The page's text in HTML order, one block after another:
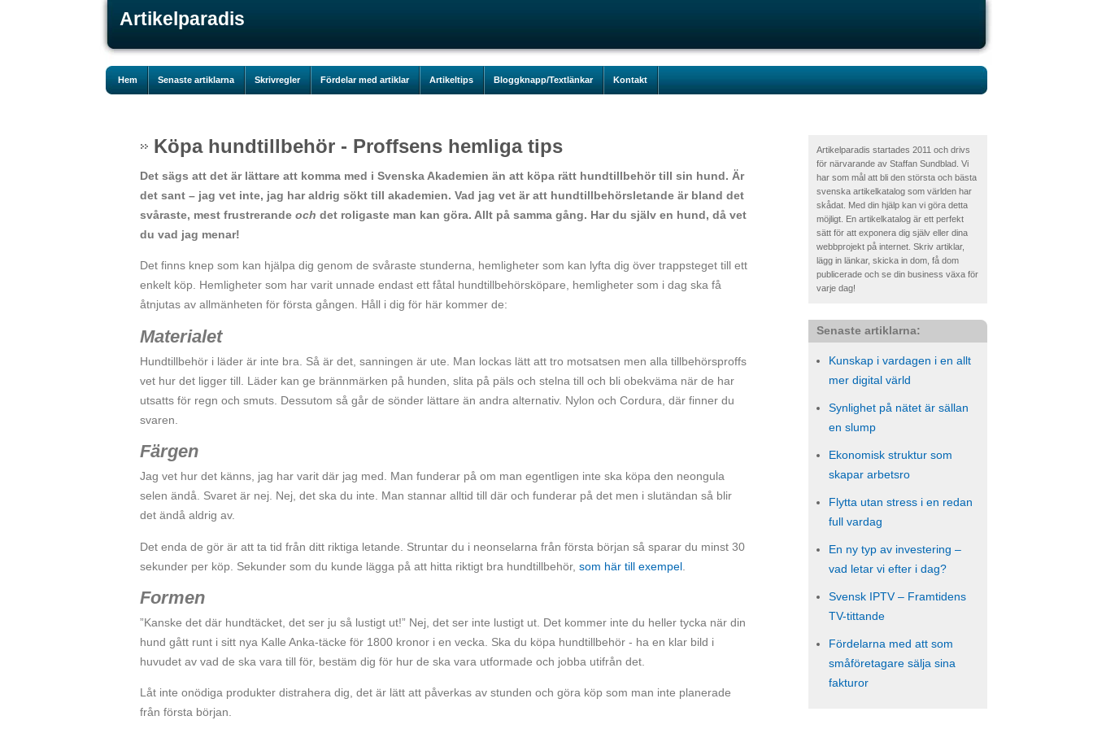
Artikelparadis
Hem Senaste artiklarna Skrivregler Fördelar med artiklar Artikeltips Bloggknapp/Textlänkar Kontakt
Artikelparadis startades 2011 och drivs
för närvarande av Staffan Sundblad. Vi
har som mål att bli den största och bästa
svenska artikelkatalog som världen har
skådat. Med din hjälp kan vi göra detta
möjligt. En artikelkatalog är ett perfekt
sätt för att exponera dig själv eller dina
webbprojekt på internet. Skriv artiklar,
lägg in länkar, skicka in dom, få dom
publicerade och se din business växa för
varje dag!
Senaste artiklarna:
Kunskap i vardagen i en allt
mer digital värld
Synlighet på nätet är sällan
en slump
Ekonomisk struktur som
skapar arbetsro
Flytta utan stress i en redan
full vardag
En ny typ av investering –
vad letar vi efter i dag?
Svensk IPTV – Framtidens
TV-tittande
Fördelarna med att som
småföretagare sälja sina
fakturor
Köpa hundtillbehör - Proffsens hemliga tips
Det sägs att det är lättare att komma med i Svenska Akademien än att köpa rätt hundtillbehör till sin hund. Är
det sant – jag vet inte, jag har aldrig sökt till akademien. Vad jag vet är att hundtillbehörsletande är bland det
svåraste, mest frustrerande och det roligaste man kan göra. Allt på samma gång. Har du själv en hund, då vet
du vad jag menar!
Det finns knep som kan hjälpa dig genom de svåraste stunderna, hemligheter som kan lyfta dig över trappsteget till ett
enkelt köp. Hemligheter som har varit unnade endast ett fåtal hundtillbehörsköpare, hemligheter som i dag ska få
åtnjutas av allmänheten för första gången. Håll i dig för här kommer de:
Materialet
Hundtillbehör i läder är inte bra. Så är det, sanningen är ute. Man lockas lätt att tro motsatsen men alla tillbehörsproffs
vet hur det ligger till. Läder kan ge brännmärken på hunden, slita på päls och stelna till och bli obekväma när de har
utsatts för regn och smuts. Dessutom så går de sönder lättare än andra alternativ. Nylon och Cordura, där finner du
svaren.
Färgen
Jag vet hur det känns, jag har varit där jag med. Man funderar på om man egentligen inte ska köpa den neongula
selen ändå. Svaret är nej. Nej, det ska du inte. Man stannar alltid till där och funderar på det men i slutändan så blir
det ändå aldrig av.
Det enda de gör är att ta tid från ditt riktiga letande. Struntar du i neonselarna från första början så sparar du minst 30
sekunder per köp. Sekunder som du kunde lägga på att hitta riktigt bra hundtillbehör, som här till exempel
Formen
”Kanske det där hundtäcket, det ser ju så lustigt ut!” Nej, det ser inte lustigt ut. Det kommer inte du heller tycka när din
hund gått runt i sitt nya Kalle Anka-täcke för 1800 kronor i en vecka. Ska du köpa hundtillbehör - ha en klar bild i
huvudet av vad de ska vara till för, bestäm dig för hur de ska vara utformade och jobba utifrån det.
Låt inte onödiga produkter distrahera dig, det är lätt att påverkas av stunden och göra köp som man inte planerade
från första början.